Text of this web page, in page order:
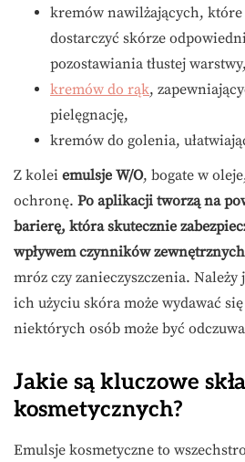
kremów nawilżających, które
dostarczyć skórze
pozostawiania tłustej warstwy,
kremów do rąk,
pielęgnację,
kremów do golenia,
Z kolei emulsje W/O, bogate w
ochronę. Po aplikacji tworzą na
barierę, która skutecznie
wpływem czynników zewnętrznych
mróz czy zanieczyszczenia. Należy
ich użyciu skóra może wydawać
niektórych osób może być
Jakie są kluczowe
kosmetycznych?
Emulsje kosmetyczne to